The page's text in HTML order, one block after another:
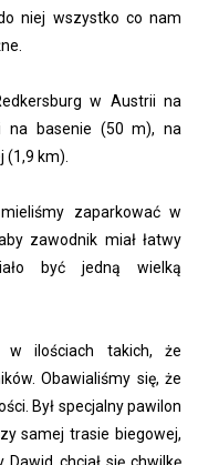
niej wszystko co nam
w Austrii na
na basenie (50 m), na
(1,9 km).
zaparkować w
zawodnik miał łatwy
być jedną wielką
ilościach takich, że
Obawialiśmy się, że
Był specjalny pawilon
samej trasie biegowej,
Dawid chciał się chwilkę